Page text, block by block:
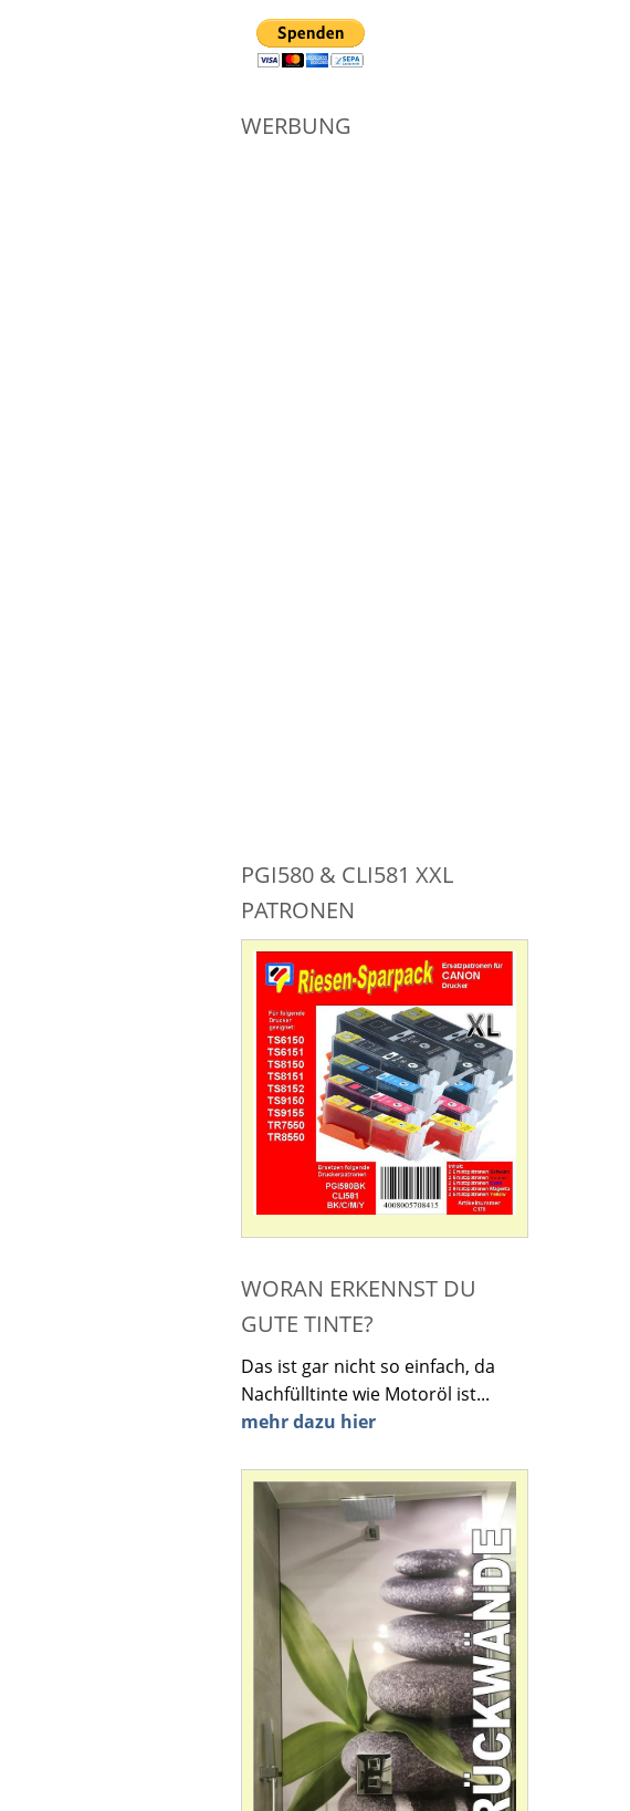
WERBUNG
PGI580 & CLI581 XXL
PATRONEN
WORAN ERKENNST DU
GUTE TINTE?
Das ist gar nicht so einfach, da
Nachfülltinte wie Motoröl ist...
mehr dazu hier